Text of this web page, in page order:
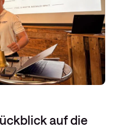
auf die